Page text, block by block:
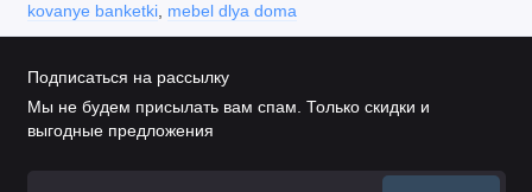
kovanye banketki, mebel dlya doma
Подписаться на рассылку
Мы не будем присылать вам спам. Только скидки и
выгодные предложения